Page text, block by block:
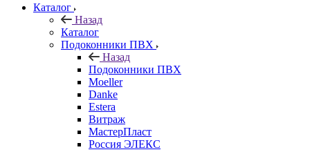
Каталог
Назад
Каталог
Подоконники ПВХ
Назад
Подоконники ПВХ
Moeller
Danke
Estera
Витраж
МастерПласт
Россия ЭЛЕКС